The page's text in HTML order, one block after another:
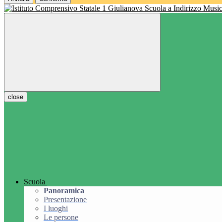
Scuola a Indirizzo
close
Scuola
Panoramica
Presentazione
I luoghi
Le persone